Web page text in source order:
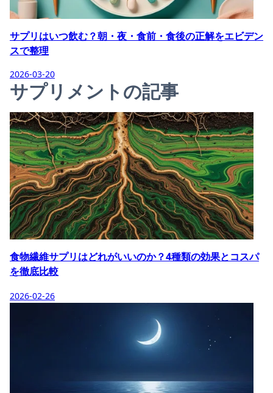
サプリはいつ飲む？朝・夜・食前・食後の正解をエビデン
スで整理
2026-03-20
サプリメントの記事
食物繊維サプリはどれがいいのか？4種類の効果とコスパ
を徹底比較
2026-02-26